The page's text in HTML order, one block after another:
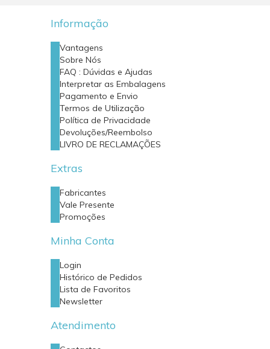
Informação
Vantagens
Sobre Nós
FAQ : Dúvidas e Ajudas
Interpretar as Embalagens
Pagamento e Envio
Termos de Utilização
Política de Privacidade
Devoluções/Reembolso
LIVRO DE RECLAMAÇÕES
Extras
Fabricantes
Vale Presente
Promoções
Minha Conta
Login
Histórico de Pedidos
Lista de Favoritos
Newsletter
Atendimento